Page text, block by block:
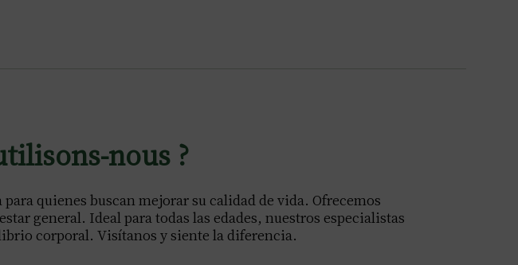
nous ?
quienes buscan mejorar su calidad de vida. Ofrecemos
general. Ideal para todas las edades, nuestros especialistas
corporal. Visítanos y siente la diferencia.